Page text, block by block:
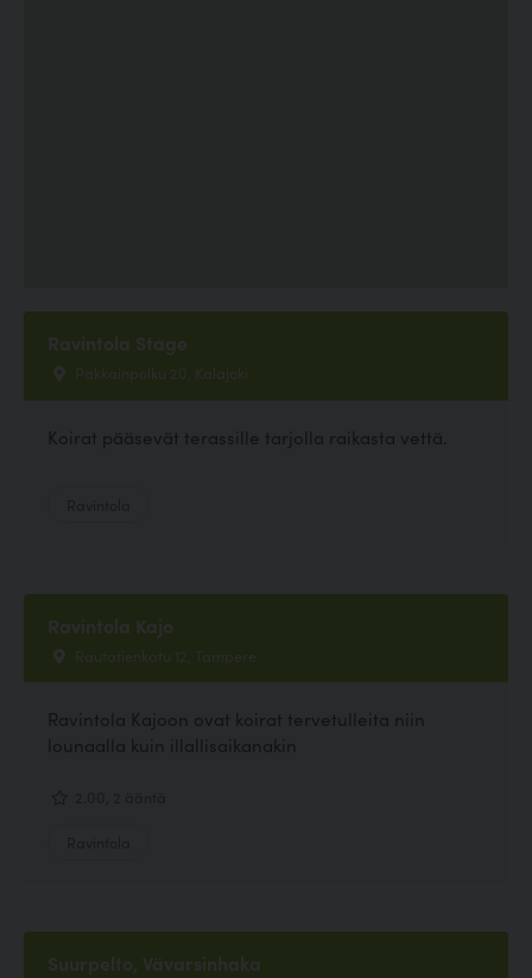
Ravintola Stage
Pakkainpolku 20, Kalajoki
Koirat pääsevät terassille tarjolla raikasta vettä.
Ravintola Kajo
Rautatienkatu 12, Tampere
Ravintola Kajoon ovat koirat tervetulleita niin
lounaalla kuin illallisaikanakin
Suurpelto, Vävarsinhaka